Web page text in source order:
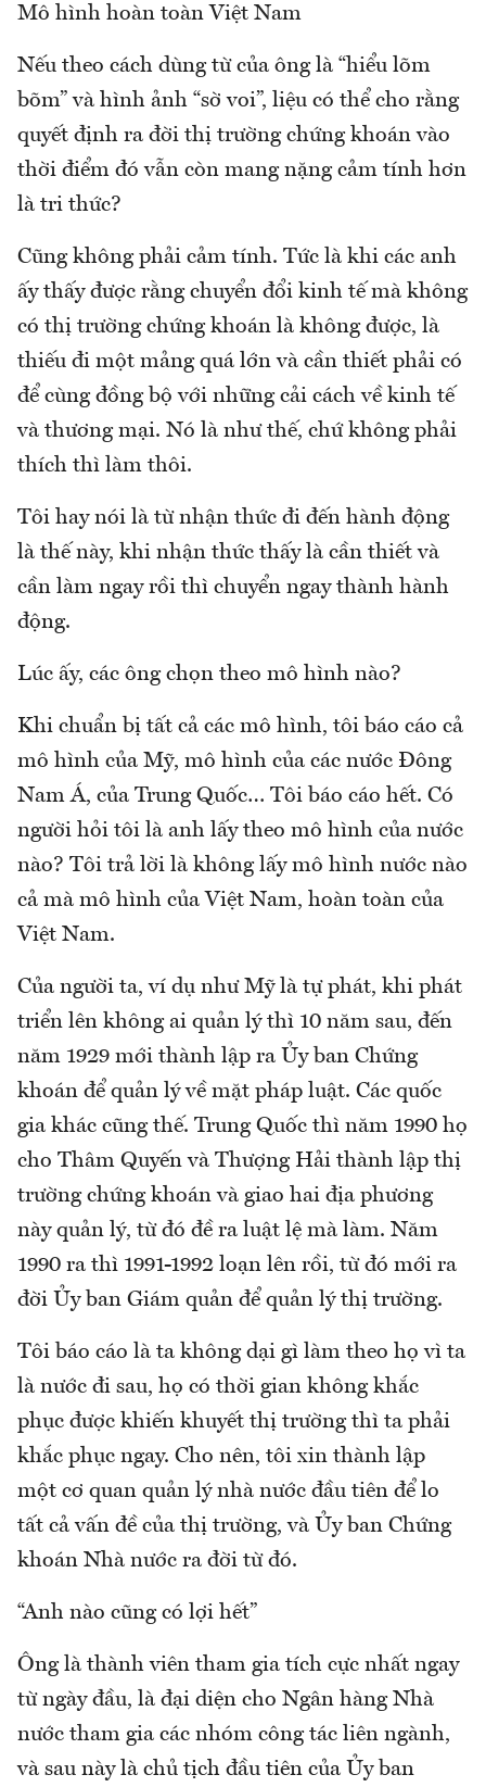
Mô hình hoàn toàn Việt Nam
Nếu theo cách dùng từ của ông là “hiểu lõm
bõm” và hình ảnh “sờ voi”, liệu có thể cho rằng
quyết định ra đời thị trường chứng khoán vào
thời điểm đó vẫn còn mang nặng cảm tính hơn
là tri thức?
Cũng không phải cảm tính. Tức là khi các anh
ấy thấy được rằng chuyển đổi kinh tế mà không
có thị trường chứng khoán là không được, là
thiếu đi một mảng quá lớn và cần thiết phải có
để cùng đồng bộ với những cải cách về kinh tế
và thương mại. Nó là như thế, chứ không phải
thích thì làm thôi.
Tôi hay nói là từ nhận thức đi đến hành động
là thế này, khi nhận thức thấy là cần thiết và
cần làm ngay rồi thì chuyển ngay thành hành
động.
Lúc ấy, các ông chọn theo mô hình nào?
Khi chuẩn bị tất cả các mô hình, tôi báo cáo cả
mô hình của Mỹ, mô hình của các nước Đông
Nam Á, của Trung Quốc… Tôi báo cáo hết. Có
người hỏi tôi là anh lấy theo mô hình của nước
nào? Tôi trả lời là không lấy mô hình nước nào
cả mà mô hình của Việt Nam, hoàn toàn của
Việt Nam.
Của người ta, ví dụ như Mỹ là tự phát, khi phát
triển lên không ai quản lý thì 10 năm sau, đến
năm 1929 mới thành lập ra Ủy ban Chứng
khoán để quản lý về mặt pháp luật. Các quốc
gia khác cũng thế. Trung Quốc thì năm 1990 họ
cho Thâm Quyến và Thượng Hải thành lập thị
trường chứng khoán và giao hai địa phương
này quản lý, từ đó đề ra luật lệ mà làm. Năm
1990 ra thì 1991-1992 loạn lên rồi, từ đó mới ra
đời Ủy ban Giám quản để quản lý thị trường.
Tôi báo cáo là ta không dại gì làm theo họ vì ta
là nước đi sau, họ có thời gian không khắc
phục được khiến khuyết thị trường thì ta phải
khắc phục ngay. Cho nên, tôi xin thành lập
một cơ quan quản lý nhà nước đầu tiên để lo
tất cả vấn đề của thị trường, và Ủy ban Chứng
khoán Nhà nước ra đời từ đó.
“Anh nào cũng có lợi hết”
Ông là thành viên tham gia tích cực nhất ngay
từ ngày đầu, là đại diện cho Ngân hàng Nhà
nước tham gia các nhóm công tác liên ngành,
và sau này là chủ tịch đầu tiên của Ủy ban